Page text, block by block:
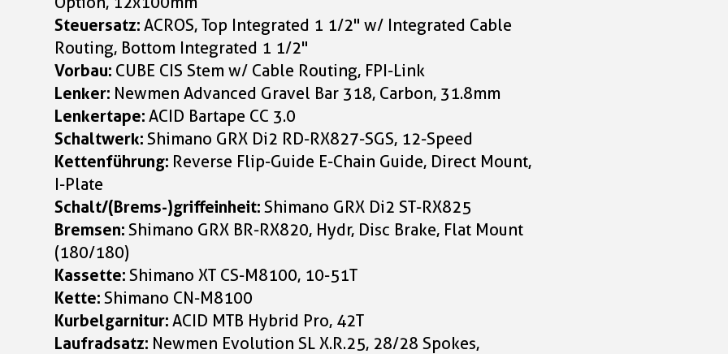
Steuersatz:ACROS, Top Integrated 1 1/2" w/ Integrated Cable
Routing, Bottom Integrated 1 1/2"
Vorbau: CUBE CIS Stem w/ Cable Routing, FPI-Link
Lenker: Newmen Advanced Gravel Bar 318, Carbon, 31.8mm
Lenkertape:ACID Bartape CC 3.0
Schaltwerk:Shimano GRX Di2 RD-RX827-SGS, 12-Speed
Kettenführung: Reverse Flip-Guide E-Chain Guide, Direct Mount,
I-Plate
Schalt/(Brems-)griffeinheit:Shimano GRX Di2 ST-RX825
Bremsen:Shimano GRX BR-RX820, Hydr, Disc Brake, Flat Mount
(180/180)
Kassette:Shimano XT CS-M8100, 10-51T
Kette:Shimano CN-M8100
Kurbelgarnitur:ACID MTB Hybrid Pro, 42T
Laufradsatz: Newmen Evolution SL X.R.25, 28/28 Spokes,